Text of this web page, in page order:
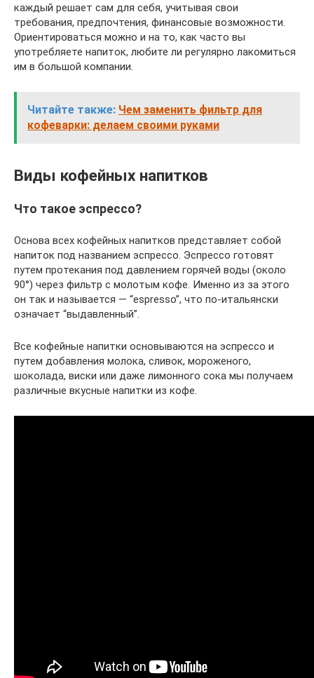
каждый решает сам для себя, учитывая свои
требования, предпочтения, финансовые возможности.
Ориентироваться можно и на то, как часто вы
употребляете напиток, любите ли регулярно лакомиться
им в большой компании.
Читайте также: Чем заменить фильтр для
кофеварки: делаем своими руками
Виды кофейных напитков
Что такое эспрессо?
Основа всех кофейных напитков представляет собой
напиток под названием эспрессо. Эспрессо готовят
путем протекания под давлением горячей воды (около
90°) через фильтр с молотым кофе. Именно из за этого
он так и называется — “espresso”, что по-итальянски
означает “выдавленный”.
Все кофейные напитки основываются на эспрессо и
путем добавления молока, сливок, мороженого,
шоколада, виски или даже лимонного сока мы получаем
различные вкусные напитки из кофе.